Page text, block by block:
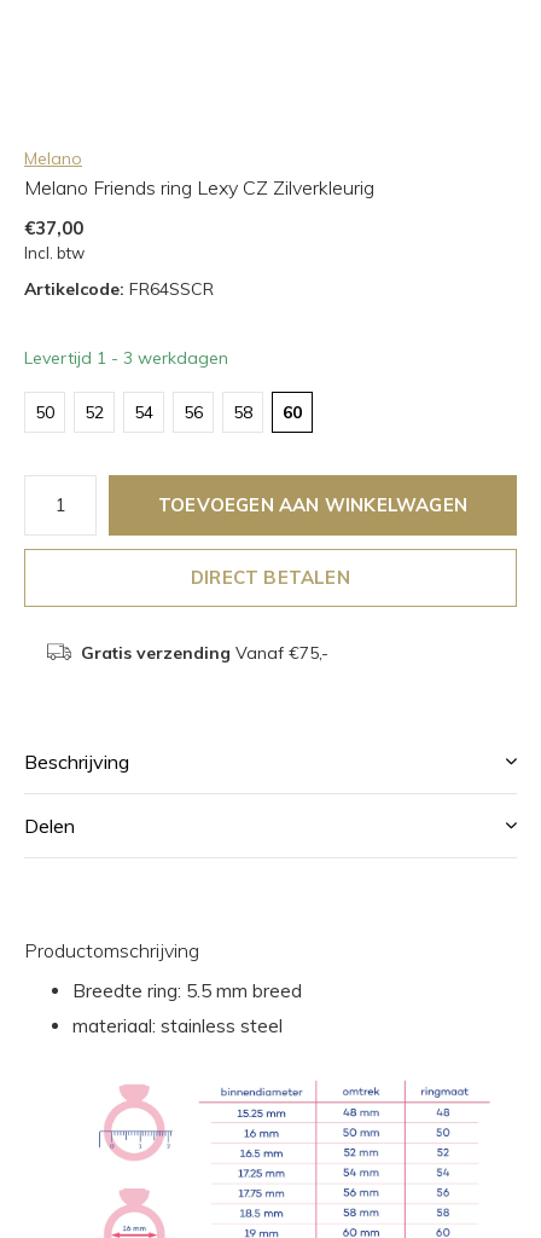
Melano
Melano Friends ring Lexy CZ Zilverkleurig
€37,00
Incl. btw
Artikelcode: FR64SSCR
Levertijd 1 - 3 werkdagen
50 52 54 56 58 60
TOEVOEGEN AAN WINKELWAGEN
DIRECT BETALEN
Gratis verzending Vanaf €75,-
Beschrijving
Delen
Productomschrijving
Breedte ring: 5.5 mm breed
materiaal: stainless steel